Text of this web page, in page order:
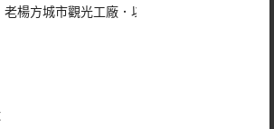
老楊方城市觀光工廠．以方塊酥為主題的觀光